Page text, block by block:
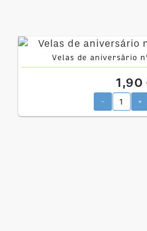
Velas de aniversário
1,90
- +